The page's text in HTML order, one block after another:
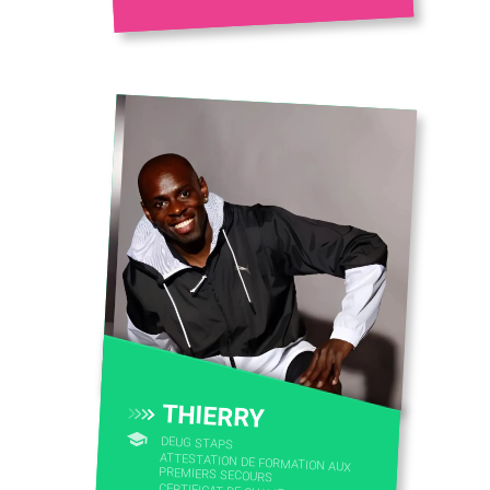
THIERRY
DEUG STAPS
ATTESTATION DE FORMATION AUX
PREMIERS SECOURS